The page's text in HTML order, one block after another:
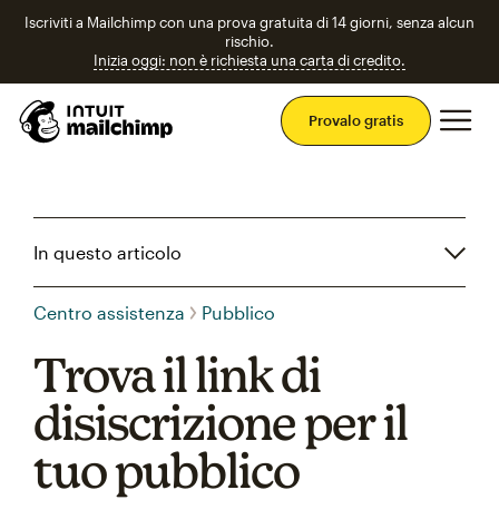
Iscriviti a Mailchimp con una prova gratuita di 14 giorni, senza alcun
rischio.
Inizia oggi: non è richiesta una carta di credito.
Provalo gratis
In questo articolo
Centro assistenza Pubblico
Trova il link di
disiscrizione per il
tuo pubblico